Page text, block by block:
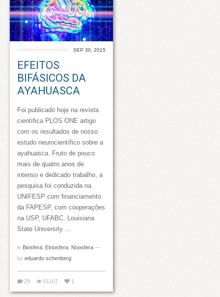
SEP 30, 2015
EFEITOS
BIFÁSICOS DA
AYAHUASCA
Foi publicado hoje na revista
científica PLOS ONE artigo
com os resultados de nosso
estudo neurocientífico sobre a
ayahuasca. Fruto de pouco
mais de quatro anos de
intenso e dedicado trabalho, a
pesquisa foi conduzida na
UNIFESP com financiamento
da FAPESP, com cooperações
na USP, UFABC, Louisiana
State University ...
in Biosfera Etnosfera Noosfera —
by eduardo schenberg
29 51107 1